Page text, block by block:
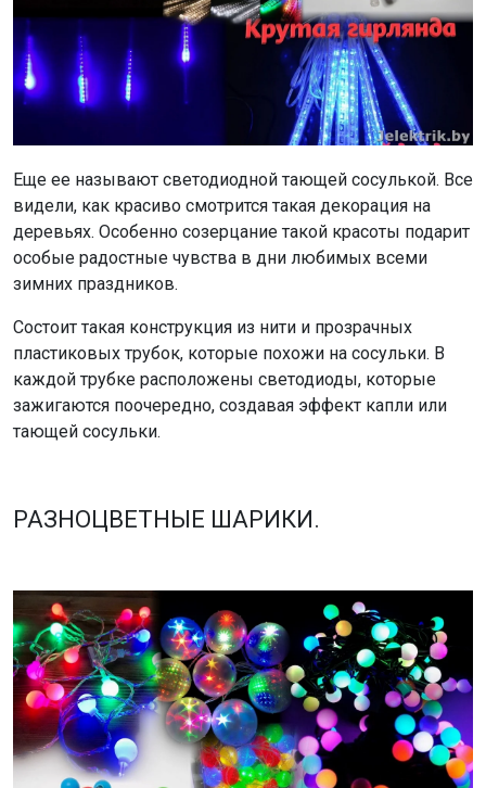
Еще ее называют светодиодной тающей сосулькой. Все
видели, как красиво смотрится такая декорация на
деревьях. Особенно созерцание такой красоты подарит
особые радостные чувства в дни любимых всеми
зимних праздников.
Состоит такая конструкция из нити и прозрачных
пластиковых трубок, которые похожи на сосульки. В
каждой трубке расположены светодиоды, которые
зажигаются поочередно, создавая эффект капли или
тающей сосульки.
РАЗНОЦВЕТНЫЕ ШАРИКИ.